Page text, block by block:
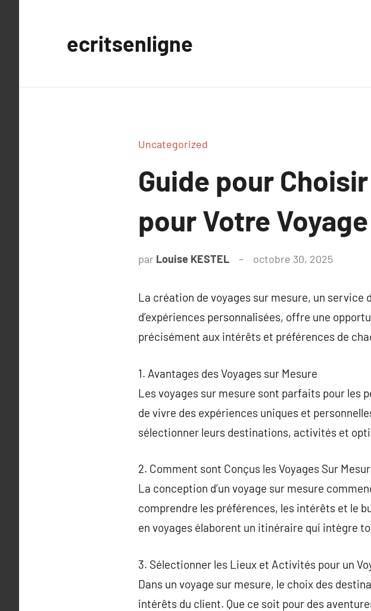
ecritsenligne
Uncategorized
Guide pour
pour Votre
par Louise KESTEL octobre 30, 2025
La création de voyages sur mesure, un service
d’expériences personnalisées, offre une
précisément aux intérêts et préférences de
1. Avantages des Voyages sur Mesure
Les voyages sur mesure sont parfaits pour les
de vivre des expériences uniques et
sélectionner leurs destinations, activités et
2. Comment sont Conçus les Voyages Sur
La conception d’un voyage sur mesure
comprendre les préférences, les intérêts et le
en voyages élaborent un itinéraire qui intègre
3. Sélectionner les Lieux et Activités pour un
Dans un voyage sur mesure, le choix des
intérêts du client. Que ce soit pour des